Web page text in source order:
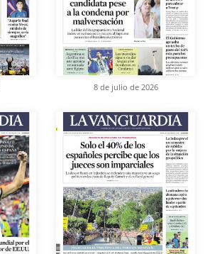
8 de julio de 2026